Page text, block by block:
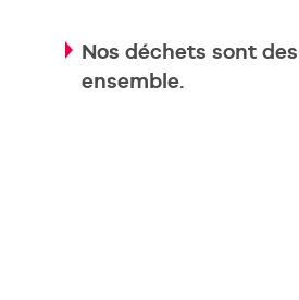
Nos déchets sont
ensemble.